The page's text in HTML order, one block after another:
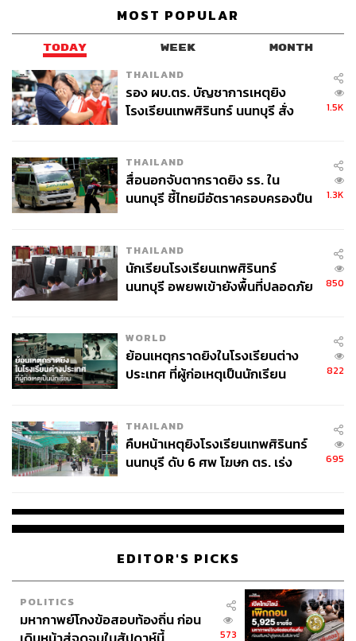
MOST POPULAR
TODAY WEEK MONTH
THAILAND
รอง ผบ.ตร. บัญชาการเหตุยิง
โรงเรียนเทพศิรินทร์ นนทบุรี สั่ง
1.5K
THAILAND
สื่อนอกจับตากราดยิง รร. ใน
นนทบุรี ชี้ไทยมีอัตราครอบครองปืน
1.3K
THAILAND
นักเรียนโรงเรียนเทพศิรินทร์
นนทบุรี อพยพเข้ายังพื้นที่ปลอดภัย
850
WORLD
ย้อนเหตุกราดยิงในโรงเรียนต่าง
ประเทศ ที่ผู้ก่อเหตุเป็นนักเรียน
822
THAILAND
คืบหน้าเหตุยิงโรงเรียนเทพศิรินทร์
นนทบุรี ดับ 6 ศพ โฆษก ตร. เร่ง
695
EDITOR'S PICKS
POLITICS
มหากาพย์โกงข้อสอบท้องถิ่น ก่อน
573